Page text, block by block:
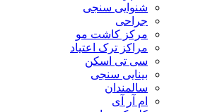
شنوایی سنجی
جراحی
مرکز کاشت مو
مراکز ترک اعتیاد
سی تی اسکن
بینایی سنجی
سالمندان
ام آر آی